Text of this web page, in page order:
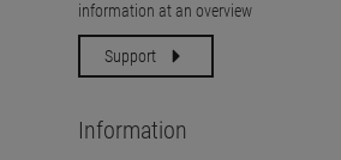
information at an overview
Support
Information